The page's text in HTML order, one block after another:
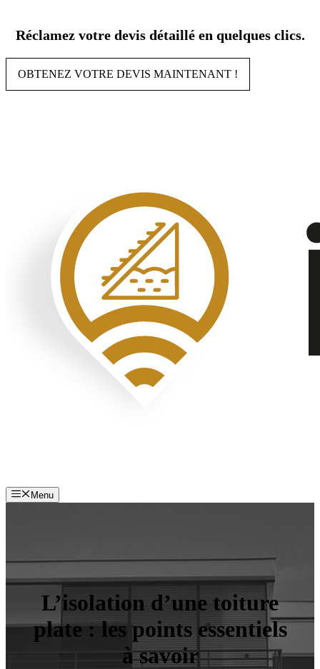
contenu
Réclamez votre devis détaillé en quelques clics.
OBTENEZ VOTRE DEVIS MAINTENANT !
Menu
L’isolation d’une toiture
plate : les points essentiels
à savoir